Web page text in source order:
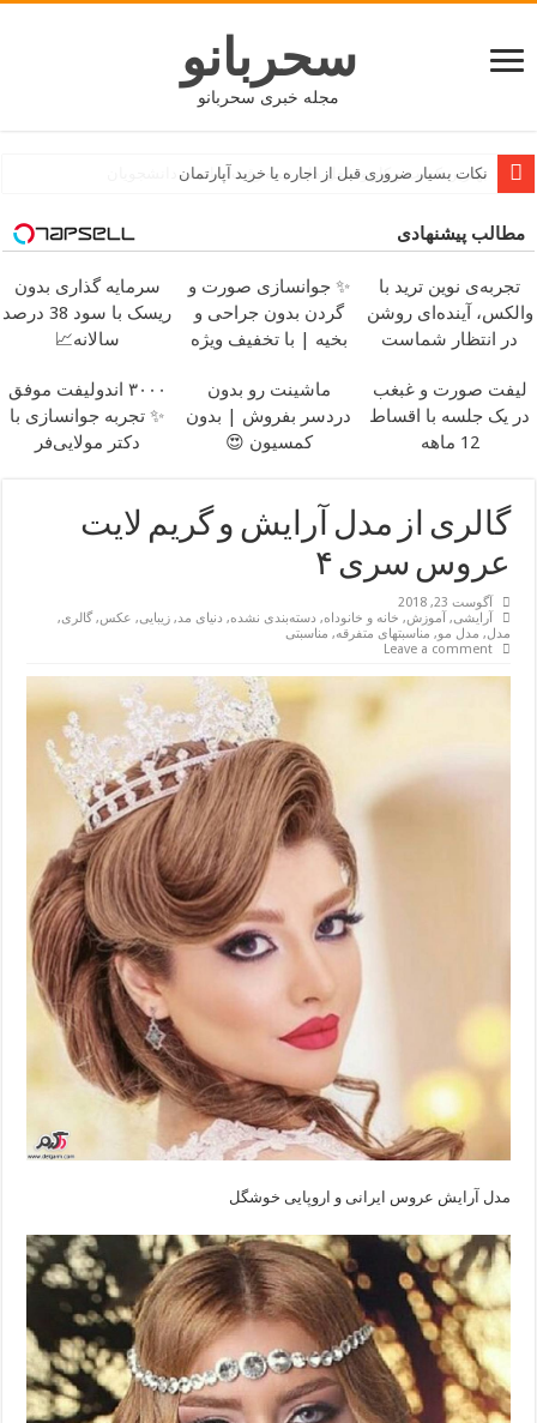
سحربانو
مجله خبری سحربانو
نکات بسیار ضروری قبل از اجاره یا خرید آپارتمان
مطالب پیشنهادی
تجربه‌ی نوین ترید با
والکس، آینده‌ای روشن
در انتظار شماست
✨ جوانسازی صورت و
گردن بدون جراحی و
بخیه | با تخفیف ویژه
سرمایه گذاری بدون
ریسک با سود 38 درصد
سالانه📈
لیفت صورت و غبغب
در یک جلسه با اقساط
12 ماهه
ماشینت رو بدون
دردسر بفروش | بدون
کمسیون 😍
۳۰۰۰ اندولیفت موفق
✨ تجربه جوانسازی با
دکتر مولایی‌فر
گالری از مدل آرایش و گریم لایت
عروس سری ۴
آگوست 23, 2018
آرایشی,آموزش, خانه و خانوداه, دسته‌بندی نشده, دنیای مد,زیبایی, عکس,گالری,
مدل, مدل مو, مناسبتهای متفرقه, مناسبتی
Leave a comment
مدل آرایش عروس ایرانی‌ و اروپایی‌ خوشگل